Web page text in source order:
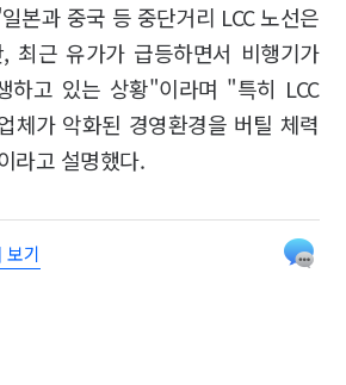
본과 중국 등 중단거리 LCC 노선은
최근 유가가 급등하면서 비행기가
하고 있는 상황"이라며 "특히 LCC
체가 악화된 경영환경을 버틸 체력
라고 설명했다.
보기